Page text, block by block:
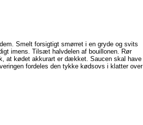
Smelt forsigtigt smørret i en gryde og svits
imens. Tilsæt halvdelen af bouillonen. Rør
at kødet akkurart er dækket. Saucen skal have
fordeles den tykke kødsovs i klatter over